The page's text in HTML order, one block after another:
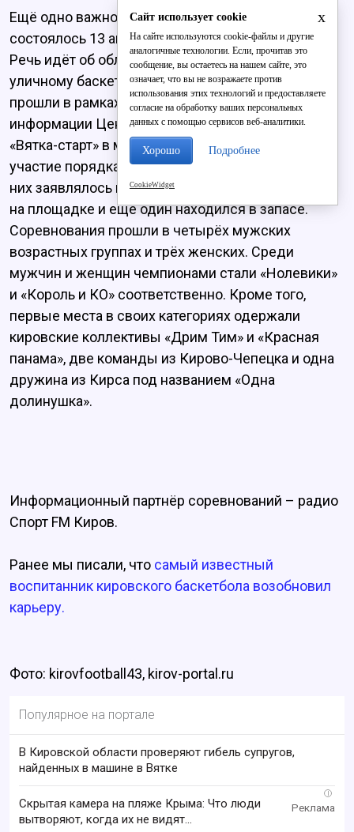
Ещё одно важное спортивное событие
состоялось 13 августа на Театральной площади.
Речь идёт об областных соревнованиях по
уличному баскетболу «Оранжевый мяч», которые
прошли в рамках всероссийского проекта. По
информации Центра спортивной подготовки
«Вятка-старт» в массовом турнире приняли
участие порядка 65 команд. В составе каждой из
них заявлялось по четыре человека: трое играли
на площадке и ещё один находился в запасе.
Соревнования прошли в четырёх мужских
возрастных группах и трёх женских. Среди
мужчин и женщин чемпионами стали «Нолевики»
и «Король и КО» соответственно. Кроме того,
первые места в своих категориях одержали
кировские коллективы «Дрим Тим» и «Красная
панама», две команды из Кирово-Чепецка и одна
дружина из Кирса под названием «Одна
долинушка».
Информационный партнёр соревнований – радио
Спорт FM Киров.
Ранее мы писали, что самый известный
воспитанник кировского баскетбола возобновил
карьеру.
Фото: kirovfootball43, kirov-portal.ru
Популярное на портале
В Кировской области проверяют гибель супругов,
найденных в машине в Вятке
i
Скрытая камера на пляже Крыма: Что люди
вытворяют, когда их не видят...
x
Сайт использует cookie
На сайте используются cookie-файлы и другие
аналогичные технологии. Если, прочитав это
сообщение, вы остаетесь на нашем сайте, это
означает, что вы не возражаете против
использования этих технологий и предоставляете
согласие на обработку ваших персональных
данных с помощью сервисов веб-аналитики.
Хорошо Подробнее
CookieWidget